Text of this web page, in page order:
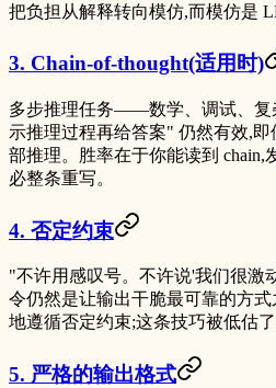
把负担从解释转向模仿,而模仿是
3. Chain-of-thought(适用时)
多步推理任务——数学、调试、
示推理过程再给答案" 仍然有效,
部推理。胜率在于你能读到 chain,
必整条重写。
4. 否定约束
"不许用感叹号。不许说'我们很激
令仍然是让输出干脆最可靠的方
地遵循否定约束;这条技巧被低估了
5. 严格的输出格式